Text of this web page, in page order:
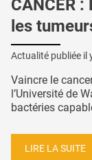
CANCER
les
Actualité publiée il
Vaincre le
l’Université de
bactéries
LIRE LA SUITE